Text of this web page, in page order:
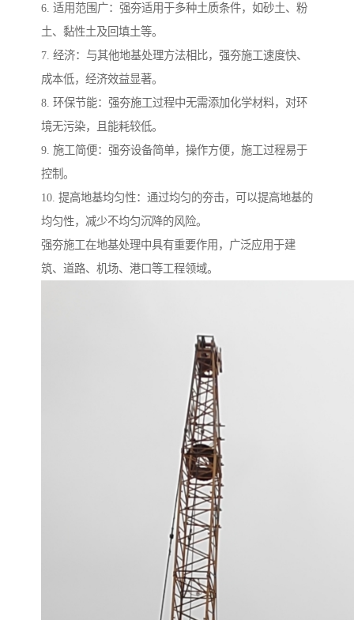
6. 适用范围广：强夯适用于多种土质条件，如砂土、粉
土、黏性土及回填土等。
7. 经济：与其他地基处理方法相比，强夯施工速度快、
成本低，经济效益显著。
8. 环保节能：强夯施工过程中无需添加化学材料，对环
境无污染，且能耗较低。
9. 施工简便：强夯设备简单，操作方便，施工过程易于
控制。
10. 提高地基均匀性：通过均匀的夯击，可以提高地基的
均匀性，减少不均匀沉降的风险。
强夯施工在地基处理中具有重要作用，广泛应用于建
筑、道路、机场、港口等工程领域。